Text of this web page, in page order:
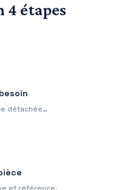
4 étapes
détachée…
et référence.